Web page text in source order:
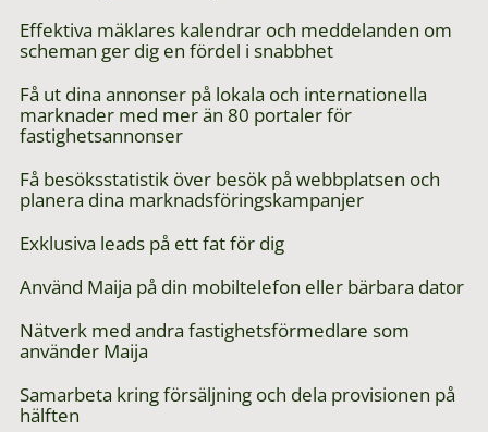
Effektiva mäklares kalendrar och meddelanden om
scheman ger dig en fördel i snabbhet
Få ut dina annonser på lokala och internationella
marknader med mer än 80 portaler för
fastighetsannonser
Få besöksstatistik över besök på webbplatsen och
planera dina marknadsföringskampanjer
Exklusiva leads på ett fat för dig
Använd Maija på din mobiltelefon eller bärbara dator
Nätverk med andra fastighetsförmedlare som
använder Maija
Samarbeta kring försäljning och dela provisionen på
hälften